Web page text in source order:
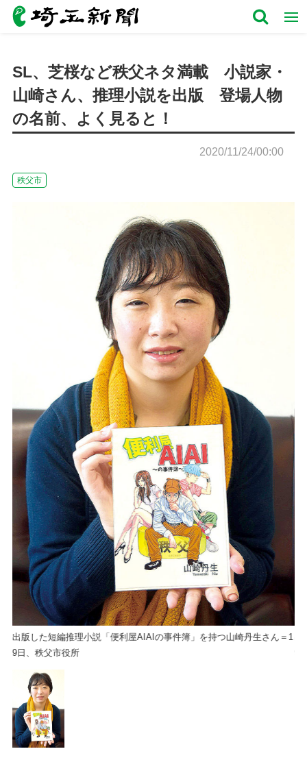
SL、芝桜など秩父ネタ満載 小説家・
山崎さん、推理小説を出版 登場人物
の名前、よく見ると！
2020/11/24/00:00
秩父市
出版した短編推理小説「便利屋AIAIの事件簿」を持つ山崎丹生さん＝1
9日、秩父市役所